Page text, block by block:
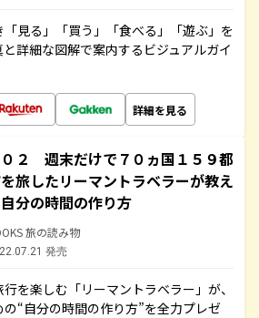
見る」「買う」「食べる」「遊ぶ」を
詳細な図解で案内するビジュアルガイ
詳細を見る
０２ 週末だけで７０ヵ国１５９都
旅したリーマントラベラーが教え
分の時間の作り方
旅の読み物
発売
を楽しむ「リーマントラベラー」が、
“自分の時間の作り方”を全力プレゼ